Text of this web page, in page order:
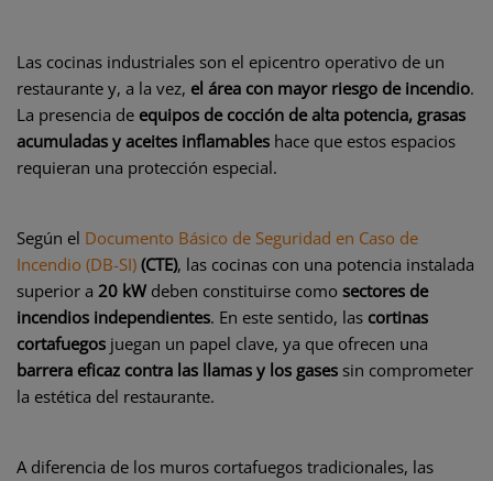
Las cocinas industriales son el epicentro operativo de un
restaurante y, a la vez, el área con mayor riesgo de incendio.
La presencia de equipos de cocción de alta potencia, grasas
acumuladas y aceites inflamables hace que estos espacios
requieran una protección especial.
Según el Documento Básico de Seguridad en Caso de
Incendio (DB-SI) (CTE), las cocinas con una potencia instalada
superior a 20 kW deben constituirse como sectores de
incendios independientes. En este sentido, las cortinas
cortafuegos juegan un papel clave, ya que ofrecen una
barrera eficaz contra las llamas y los gases sin comprometer
la estética del restaurante.
A diferencia de los muros cortafuegos tradicionales, las